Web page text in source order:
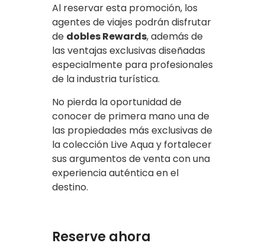
Al reservar esta promoción, los
agentes de viajes podrán disfrutar
de dobles Rewards, además de
las ventajas exclusivas diseñadas
especialmente para profesionales
de la industria turística.
No pierda la oportunidad de
conocer de primera mano una de
las propiedades más exclusivas de
la colección Live Aqua y fortalecer
sus argumentos de venta con una
experiencia auténtica en el
destino.
Reserve ahora